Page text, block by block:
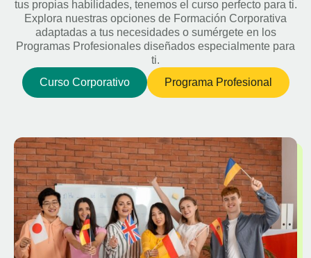
tus propias habilidades, tenemos el curso perfecto para ti.
Explora nuestras opciones de Formación Corporativa
adaptadas a tus necesidades o sumérgete en los
Programas Profesionales diseñados especialmente para
ti.
Curso Corporativo
Programa Profesional